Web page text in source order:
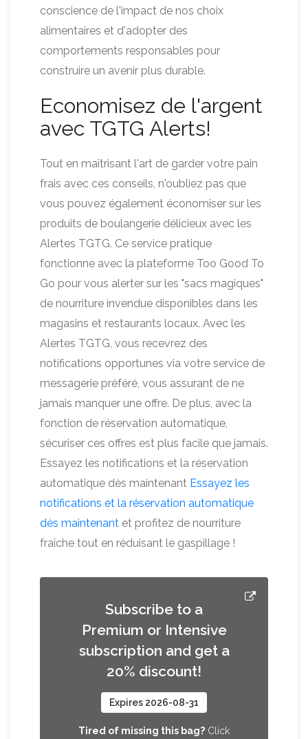
conscience de l'impact de nos choix
alimentaires et d'adopter des
comportements responsables pour
construire un avenir plus durable.
Economisez de l'argent
avec TGTG Alerts!
Tout en maîtrisant l'art de garder votre pain
frais avec ces conseils, n'oubliez pas que
vous pouvez également économiser sur les
produits de boulangerie délicieux avec les
Alertes TGTG. Ce service pratique
fonctionne avec la plateforme Too Good To
Go pour vous alerter sur les "sacs magiques"
de nourriture invendue disponibles dans les
magasins et restaurants locaux. Avec les
Alertes TGTG, vous recevrez des
notifications opportunes via votre service de
messagerie préféré, vous assurant de ne
jamais manquer une offre. De plus, avec la
fonction de réservation automatique,
sécuriser ces offres est plus facile que jamais.
Essayez les notifications et la réservation
automatique dès maintenant Essayez les
notifications et la réservation automatique
dès maintenant et profitez de nourriture
fraîche tout en réduisant le gaspillage !
Subscribe to a
Premium or Intensive
subscription and get a
20% discount!
Expires 2026-08-31
Tired of missing this bag? Click